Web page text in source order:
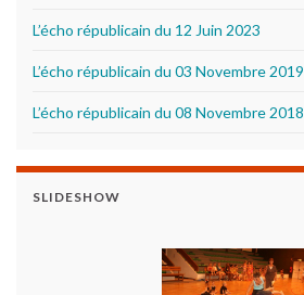
L’écho républicain du 12 Juin 2023
L’écho républicain du 03 Novembre 2019
L’écho républicain du 08 Novembre 2018
SLIDESHOW